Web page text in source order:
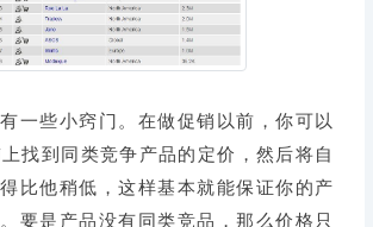
一些小窍门。在做促销以前，你可以
找到同类竞争产品的定价，然后将自
比他稍低，这样基本就能保证你的产
要是产品没有同类竞品，那么价格只